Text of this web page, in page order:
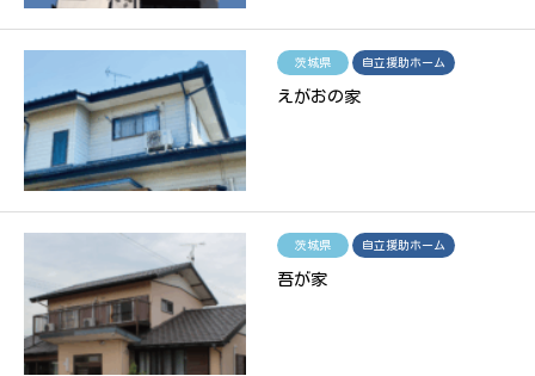
茨城県 自立援助ホーム
えがおの家
茨城県 自立援助ホーム
吾が家